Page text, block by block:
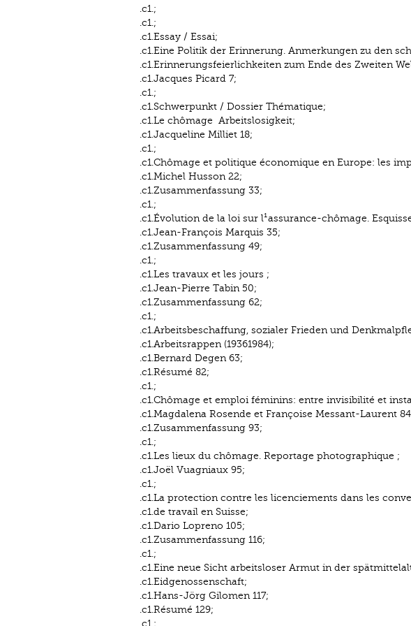
.c1.;
.c1.;
.c1.Essay / Essai;
.c1.Eine Politik der Erinnerung. Anmerkungen zu den
.c1.Erinnerungsfeierlichkeiten zum Ende des Zweiten
.c1.Jacques Picard 7;
.c1.;
.c1.Schwerpunkt / Dossier Thématique;
.c1.Le chômage ­ Arbeitslosigkeit;
.c1.Jacqueline Milliet 18;
.c1.;
.c1.Chômage et politique économique en Europe: les
.c1.Michel Husson 22;
.c1.Zusammenfassung 33;
.c1.;
.c1.Évolution de la loi sur l¹assurance-chômage.
.c1.Jean-François Marquis 35;
.c1.Zusammenfassung 49;
.c1.;
.c1.Les travaux et les jours ;
.c1.Jean-Pierre Tabin 50;
.c1.Zusammenfassung 62;
.c1.;
.c1.Arbeitsbeschaffung, sozialer Frieden und
.c1.Arbeitsrappen (1936­1984);
.c1.Bernard Degen 63;
.c1.Résumé 82;
.c1.;
.c1.Chômage et emploi féminins: entre invisibilité et
.c1.Magdalena Rosende et Françoise Messant-Laurent
.c1.Zusammenfassung 93;
.c1.;
.c1.Les lieux du chômage. Reportage photographique ;
.c1.Joël Vuagniaux 95;
.c1.;
.c1.La protection contre les licenciements dans les
.c1.de travail en Suisse;
.c1.Dario Lopreno 105;
.c1.Zusammenfassung 116;
.c1.;
.c1.Eine neue Sicht arbeitsloser Armut in der
.c1.Eidgenossenschaft;
.c1.Hans-Jörg Gilomen 117;
.c1.Résumé 129;
.c1.;